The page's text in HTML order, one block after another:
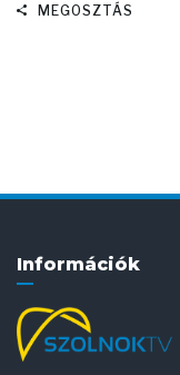
MEGOSZTÁS
Információk